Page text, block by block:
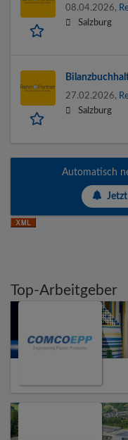
08.04.2026,
Salzburg
27.02.2026,
Salzburg
Automatisch
Top-Arbeitgeber